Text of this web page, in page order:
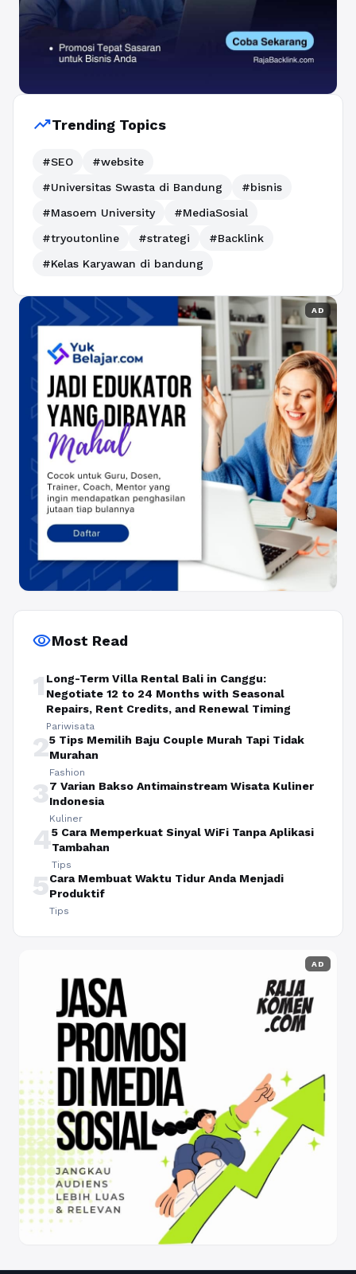
trending_upTrending Topics
#SEO
#website
#Universitas Swasta di Bandung
#bisnis
#Masoem University
#MediaSosial
#tryoutonline
#strategi
#Backlink
#Kelas Karyawan di bandung
AD
visibilityMost Read
1 Long-Term Villa Rental Bali in Canggu:
Negotiate 12 to 24 Months with Seasonal
Repairs, Rent Credits, and Renewal Timing
Pariwisata
25 Tips Memilih Baju Couple Murah Tapi Tidak
Murahan
Fashion
37 Varian Bakso Antimainstream Wisata Kuliner
Indonesia
Kuliner
45 Cara Memperkuat Sinyal WiFi Tanpa Aplikasi
Tambahan
Tips
5Cara Membuat Waktu Tidur Anda Menjadi
Produktif
Tips
AD